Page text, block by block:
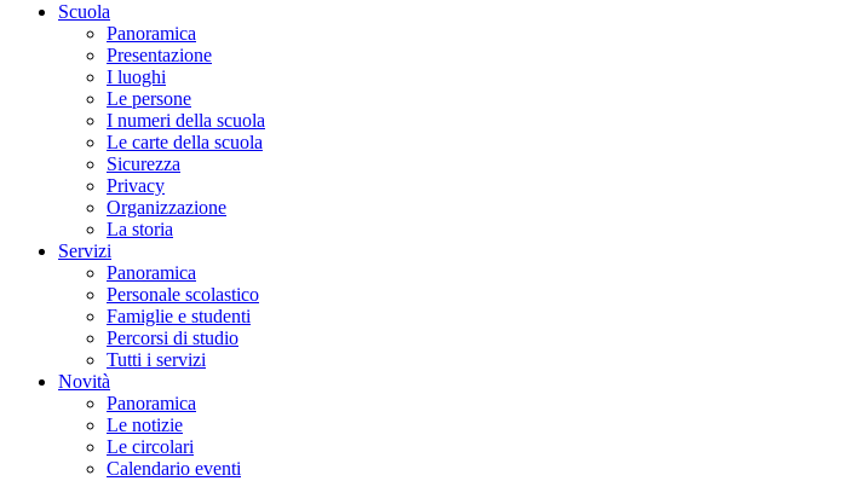
Scuola
Panoramica
Presentazione
I luoghi
Le persone
I numeri della scuola
Le carte della scuola
Sicurezza
Privacy
Organizzazione
La storia
Servizi
Panoramica
Personale scolastico
Famiglie e studenti
Percorsi di studio
Tutti i servizi
Novità
Panoramica
Le notizie
Le circolari
Calendario eventi